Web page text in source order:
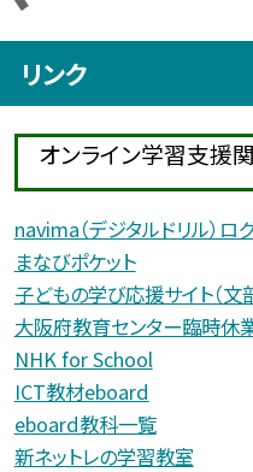
リンク
オンライン学習支援
navima（デジタルドリル）ロ
まなびポケット
子どもの学び応援サイト（文
大阪府教育センター臨時休
NHK for School
ICT教材eboard
eboard教科一覧
新ネットレの学習教室